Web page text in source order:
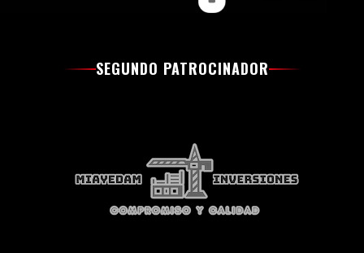
SEGUNDO PATROCINADOR